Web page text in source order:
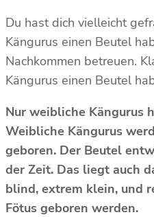
Du hast dich vielleicht
Kängurus einen Beutel
Nachkommen betreuen.
Kängurus einen Beutel
Nur weibliche Kängurus
Weibliche Kängurus
geboren. Der Beutel
der Zeit. Das liegt auch
blind, extrem klein, und
Fötus geboren werden.